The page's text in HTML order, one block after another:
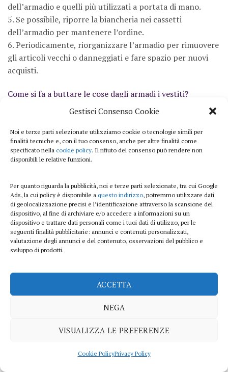
Gestisci Consenso Cookie
Noi e terze parti selezionate utilizziamo cookie o tecnologie simili per
finalità tecniche e, con il tuo consenso, anche per altre finalità come
specificato nella cookie policy. Il rifiuto del consenso può rendere non
disponibili le relative funzioni.
Per quanto riguarda la pubblicità, noi e terze parti selezionate, tra cui Google
Ads, la cui policy è disponibile a questo indirizzo, potremmo utilizzare dati
di geolocalizzazione precisi e l’identificazione attraverso la scansione del
dispositivo, al fine di archiviare e/o accedere a informazioni su un
dispositivo e trattare dati personali come i tuoi dati di utilizzo, per le
seguenti finalità pubblicitarie: annunci e contenuti personalizzati,
valutazione degli annunci e del contenuto, osservazioni del pubblico e
sviluppo di prodotti.
ACCETTA
NEGA
VISUALIZZA LE PREFERENZE
Cookie PolicyPrivacy Policy
dell’armadio e quelli più utilizzati a portata di mano.
5. Se possibile, riporre la biancheria nei cassetti
dell’armadio per mantenere l’ordine.
6. Periodicamente, riorganizzare l’armadio per rimuovere
gli articoli vecchi o danneggiati e fare spazio per nuovi
acquisti.
Come si fa a buttare le cose dagli armadi i vestiti?
Si prende l’oggetto, si apre lo sportello dell’armadio e si
Quanto costa un personal organizer?
Il costo di un personal organizer può variare a seconda
prodotto.
Questo elemento è stato inserito in
Scopri i migliori smartphone
connesso!
Esercizi per addominali
miglior allenamento!